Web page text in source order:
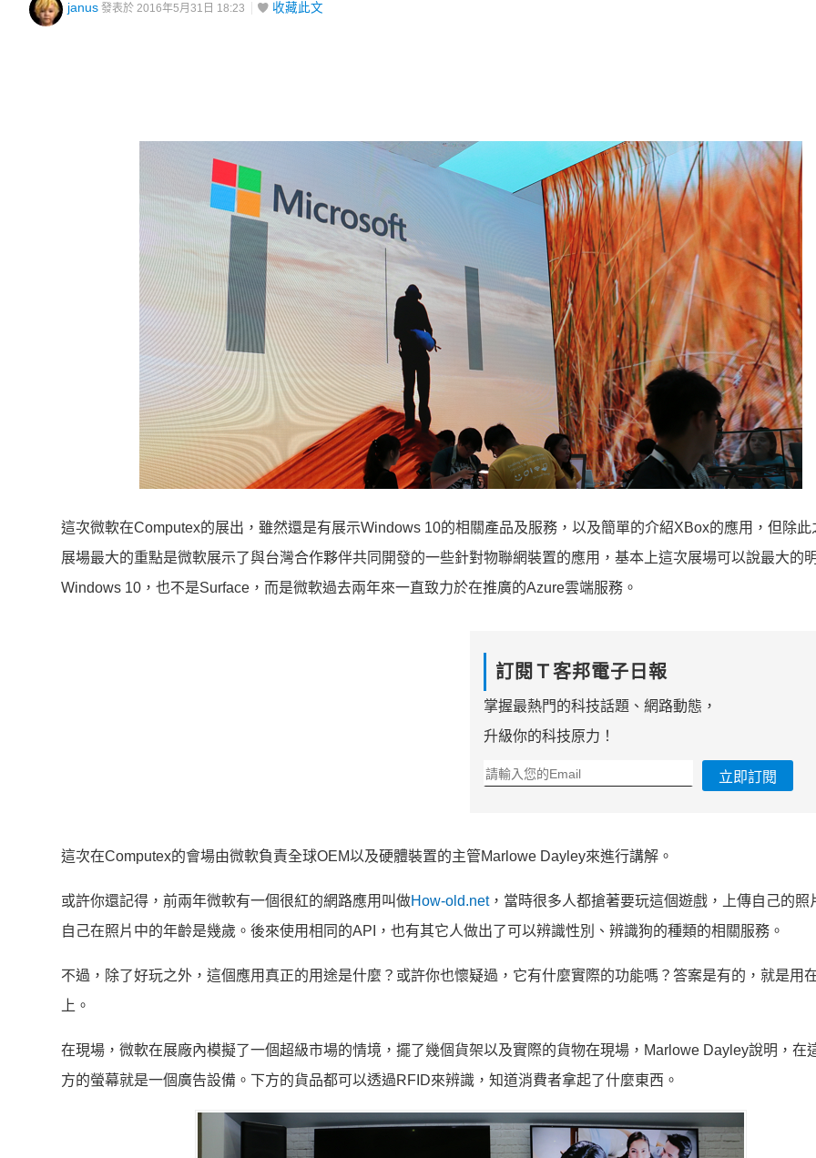
janus 發表於 2016年5月31日 18:23 收藏此文
這次微軟在Computex的展出，雖然還是有展示Windows 10的相關產品及服務，以及簡單的介紹XBox的應用，但除此
展場最大的重點是微軟展示了與台灣合作夥伴共同開發的一些針對物聯網裝置的應用，基本上這次展場可以說最大的
Windows 10，也不是Surface，而是微軟過去兩年來一直致力於在推廣的Azure雲端服務。
訂閱Ｔ客邦電子日報
掌握最熱門的科技話題、網路動態，
升級你的科技原力！
立即訂閱
這次在Computex的會場由微軟負責全球OEM以及硬體裝置的主管Marlowe Dayley來進行講解。
或許你還記得，前兩年微軟有一個很紅的網路應用叫做How-old.net，當時很多人都搶著要玩這個遊戲，上傳自己的照
自己在照片中的年齡是幾歲。後來使用相同的API，也有其它人做出了可以辨識性別、辨識狗的種類的相關服務。
不過，除了好玩之外，這個應用真正的用途是什麼？或許你也懷疑過，它有什麼實際的功能嗎？答案是有的，就是用
上。
在現場，微軟在展廠內模擬了一個超級市場的情境，擺了幾個貨架以及實際的貨物在現場，Marlowe Dayley說明，在
方的螢幕就是一個廣告設備。下方的貨品都可以透過RFID來辨識，知道消費者拿起了什麼東西。